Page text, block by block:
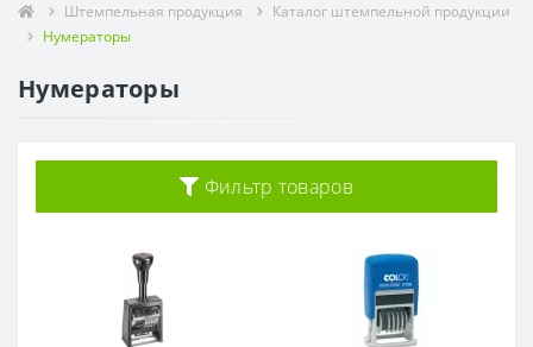
Штемпельная продукция
Каталог штемпельной продукции
Нумераторы
Нумераторы
Фильтр товаров